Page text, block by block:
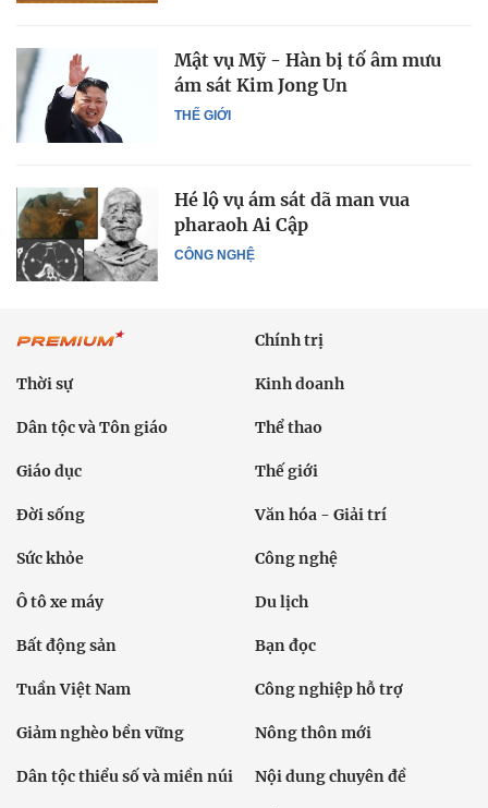
THẾ GIỚI
Mật vụ Mỹ - Hàn bị tố âm mưu
ám sát Kim Jong Un
CÔNG NGHỆ
Hé lộ vụ ám sát dã man vua
pharaoh Ai Cập
Chính trị
Thời sự Kinh doanh
Dân tộc và Tôn giáo Thể thao
Giáo dục Thế giới
Đời sống Văn hóa - Giải trí
Sức khỏe Công nghệ
Ô tô xe máy Du lịch
Bất động sản Bạn đọc
Tuần Việt Nam Công nghiệp hỗ trợ
Giảm nghèo bền vững Nông thôn mới
Dân tộc thiểu số và miền núi Nội dung chuyên đề